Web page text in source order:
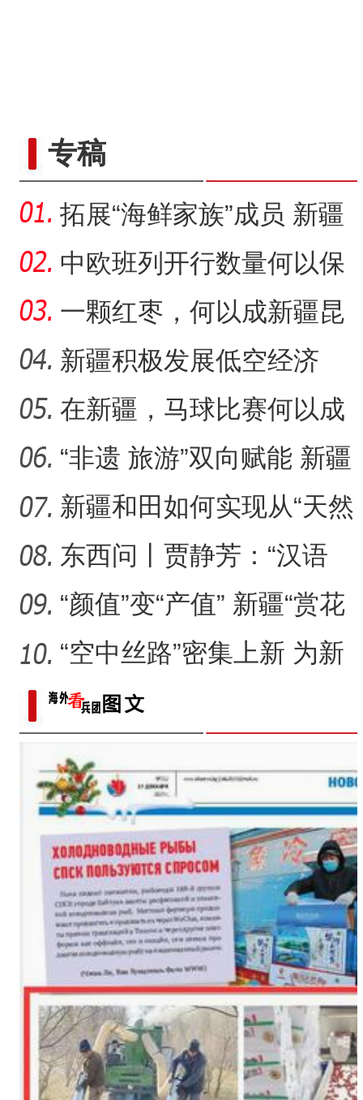
“阿克苏是个好地方·四季
专稿
拓展“海鲜家族”成员 新疆
阿拉尔市变戈壁滩为“金
中欧班列开行数量何以保
持强劲增长态势？
一颗红枣，何以成新疆昆
玉市的名片？
新疆积极发展低空经济
在新疆，马球比赛何以成
为“勇与智”的见证？
“非遗 旅游”双向赋能 新疆
阿合奇猎鹰文化“破圈
新疆和田如何实现从“天然
药仓”到“中医药之乡”
东西问丨贾静芳：“汉语
热”如何在塔吉克斯坦升温
“颜值”变“产值” 新疆“赏花
经济”有力助推乡村
“空中丝路”密集上新 为新
疆喀什经济高质量发展注